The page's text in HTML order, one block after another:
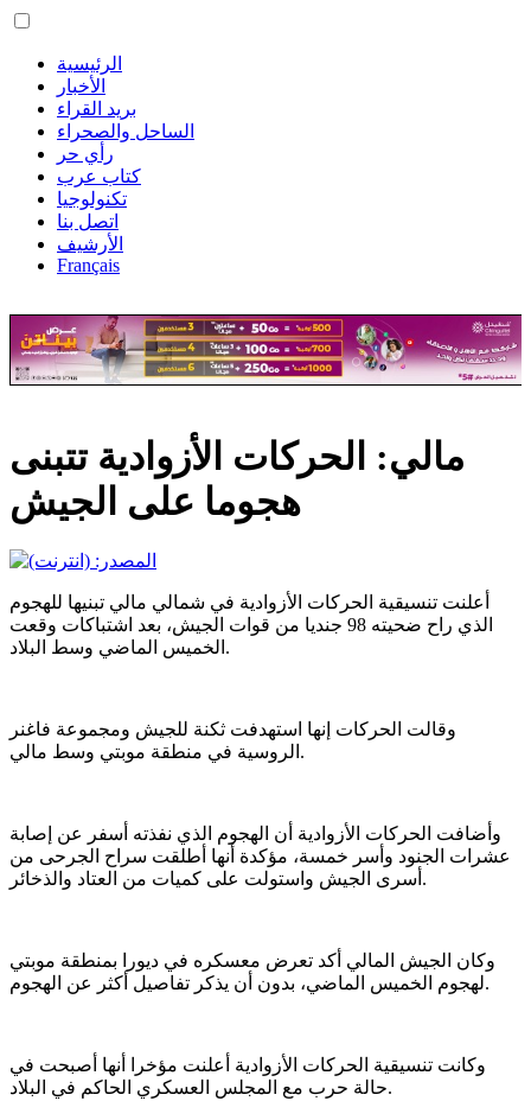
الرئيسية
الأخبار
بريد القراء
الساحل والصحراء
رأي حر
كتاب عرب
تكنولوجيا
اتصل بنا
الأرشيف
Français
مالي: الحركات الأزوادية تتبنى
هجوما على الجيش
أعلنت تنسيقية الحركات الأزوادية في شمالي مالي تبنيها للهجوم
الذي راح ضحيته 98 جنديا من قوات الجيش، بعد اشتباكات وقعت
الخميس الماضي وسط البلاد.
وقالت الحركات إنها استهدفت ثكنة للجيش ومجموعة فاغنر
الروسية في منطقة موبتي وسط مالي.
وأضافت الحركات الأزوادية أن الهجوم الذي نفذته أسفر عن إصابة
عشرات الجنود وأسر خمسة، مؤكدة أنها أطلقت سراح الجرحى من
أسرى الجيش واستولت على كميات من العتاد والذخائر.
وكان الجيش المالي أكد تعرض معسكره في ديورا بمنطقة موبتي
لهجوم الخميس الماضي، بدون أن يذكر تفاصيل أكثر عن الهجوم.
وكانت تنسيقية الحركات الأزوادية أعلنت مؤخرا أنها أصبحت في
حالة حرب مع المجلس العسكري الحاكم في البلاد.